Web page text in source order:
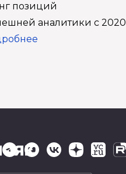
позиций
аналитики с 2020